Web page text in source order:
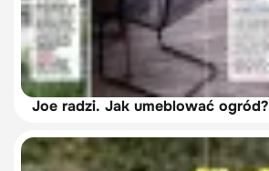
Joe radzi. Jak umeblować ogród?